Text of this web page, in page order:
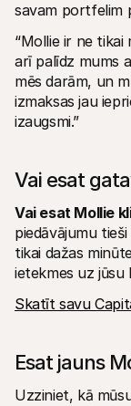
savam portfelim
“Mollie ir ne tikai
arī palīdz mums
mēs darām, un
izmaksas jau
izaugsmi.”
Vai esat
Vai esat Mollie
piedāvājumu
tikai dažas
ietekmes uz
Skatīt savu
Esat jauns
Uzziniet, kā